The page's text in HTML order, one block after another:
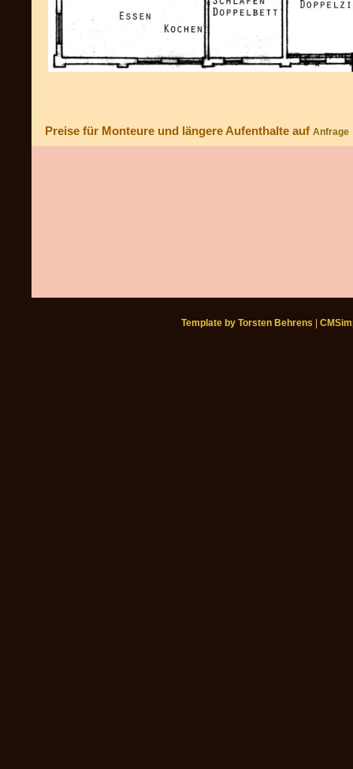
Preise für Monteure und längere Aufenthalte auf Anfrage
Template by Torsten Behrens